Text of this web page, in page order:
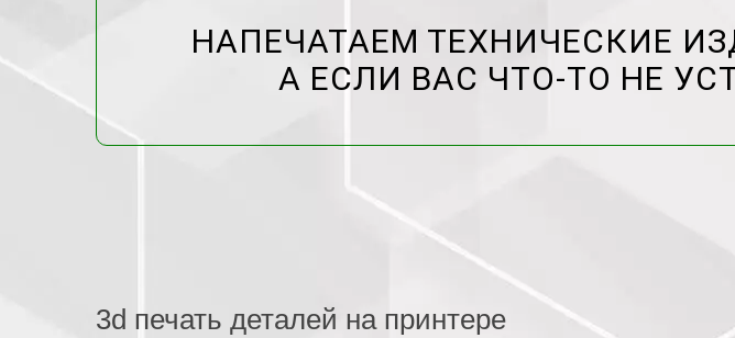
НАПЕЧАТАЕМ ТЕХНИЧЕСКИЕ
А ЕСЛИ ВАС ЧТО-ТО НЕ
3d печать деталей на принтере